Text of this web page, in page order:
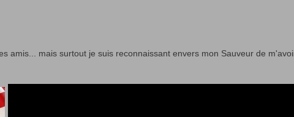
amis... mais surtout je suis reconnaissant envers mon Sauveur de